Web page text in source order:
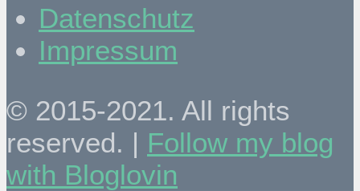
Datenschutz
Impressum
© 2015-2021. All rights
reserved. | Follow my blog
with Bloglovin